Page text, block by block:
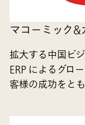
マコーミック&
拡大する中国ビ
ERP によるグロ
客様の成功をと